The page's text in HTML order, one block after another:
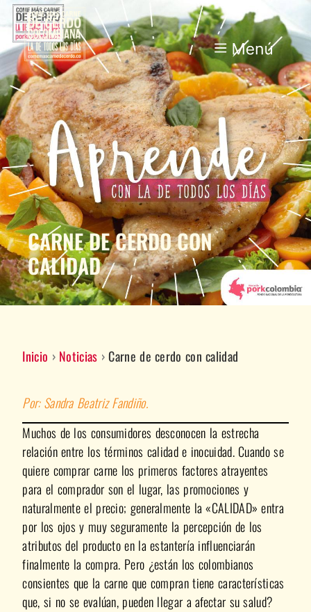
CARNE DE CERDO CON
CALIDAD
Inicio › Noticias ›Carne de cerdo con calidad
Por: Sandra Beatriz Fandiño.
Muchos de los consumidores desconocen la estrecha
relación entre los términos calidad e inocuidad. Cuando se
quiere comprar carne los primeros factores atrayentes
para el comprador son el lugar, las promociones y
naturalmente el precio; generalmente la «CALIDAD» entra
por los ojos y muy seguramente la percepción de los
atributos del producto en la estantería influenciarán
finalmente la compra. Pero ¿están los colombianos
consientes que la carne que compran tiene características
que, si no se evalúan, pueden llegar a afectar su salud?